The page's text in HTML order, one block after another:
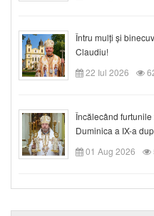
Întru mulți și
Claudiu!
22 Iul 2026
Încălecând
Duminica a IX-a
01 Aug 2026